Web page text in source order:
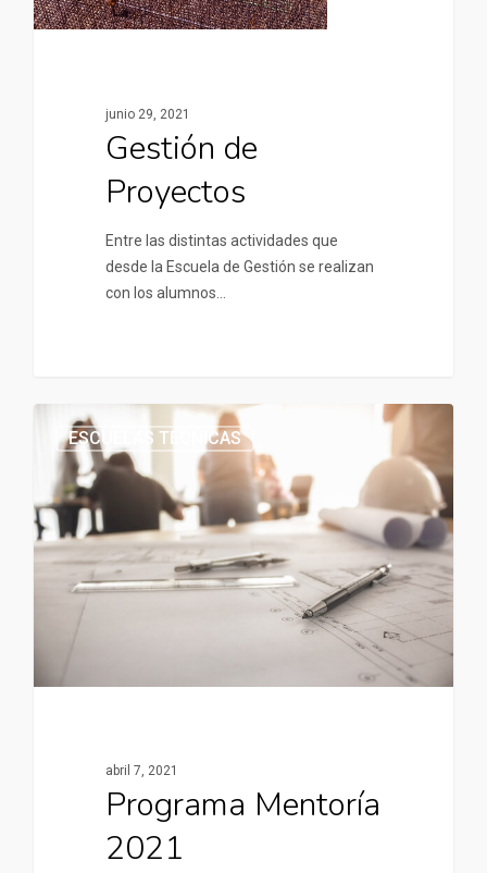
junio 29, 2021
Gestión de
Proyectos
Entre las distintas actividades que
desde la Escuela de Gestión se realizan
con los alumnos…
ESCUELAS TÉCNICAS
abril 7, 2021
Programa Mentoría
2021